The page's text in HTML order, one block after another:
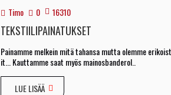
Timo 0 16310
TEKSTIILIPAINATUKSET
Painamme melkein mitä tahansa mutta olemme
it... Kauttamme saat myös mainosbanderol..
LUE LISÄÄ